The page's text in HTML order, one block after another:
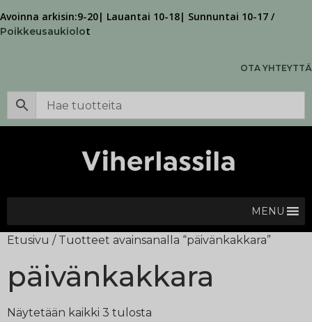
Avoinna arkisin:9-20| Lauantai 10-18| Sunnuntai 10-17 /
Poikkeusaukiolot
OTA YHTEYTTÄ
MENU
Etusivu / Tuotteet avainsanalla “päivänkakkara”
päivänkakkara
Näytetään kaikki 3 tulosta